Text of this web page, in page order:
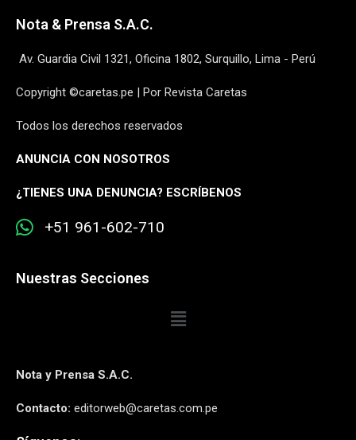
Nota & Prensa S.A.C.
Av. Guardia Civil 1321, Oficina 1802, Surquillo, Lima - Perú
Copyright ©caretas.pe | Por Revista Caretas
Todos los derechos reservados
ANUNCIA CON NOSOTROS
¿TIENES UNA DENUNCIA? ESCRÍBENOS
+51 961-602-710
Nuestras Secciones
Nota y Prensa S.A.C.
Contacto: editorweb@caretas.com.pe